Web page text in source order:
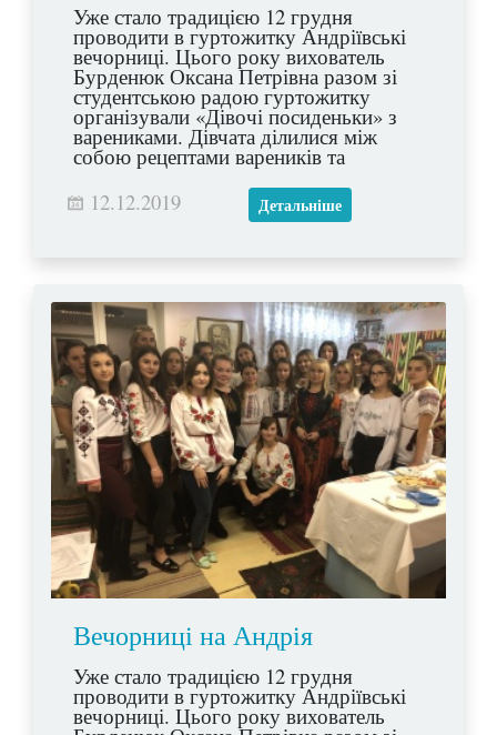
Уже стало традицією 12 грудня
проводити в гуртожитку Андріївські
вечорниці. Цього року вихователь
Бурденюк Оксана Петрівна разом зі
студентською радою гуртожитку
організували «Дівочі посиденьки» з
варениками. Дівчата ділилися між
собою рецептами вареників та
смакували їх, співали українських
пісень та заглядали у своє майбутнє,
розмовляли про найпотаємніше та
12.12.2019 Детальніше
Вечорниці на Андрія
Уже стало традицією 12 грудня
проводити в гуртожитку Андріївські
вечорниці. Цього року вихователь